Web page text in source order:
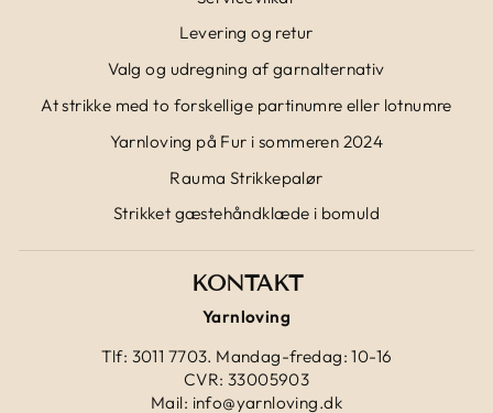
Levering og retur
Valg og udregning af garnalternativ
At strikke med to forskellige partinumre eller lotnumre
Yarnloving på Fur i sommeren 2024
Rauma Strikkepalør
Strikket gæstehåndklæde i bomuld
KONTAKT
Yarnloving
Tlf: 3011 7703. Mandag-fredag: 10-16
CVR: 33005903
Mail: info@yarnloving.dk